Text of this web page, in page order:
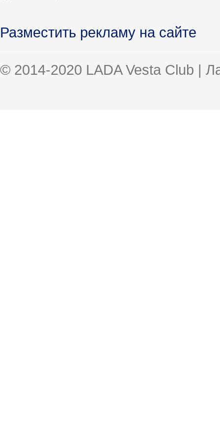
Разместить рекламу на сайте
© 2014-2020 LADA Vesta Club |